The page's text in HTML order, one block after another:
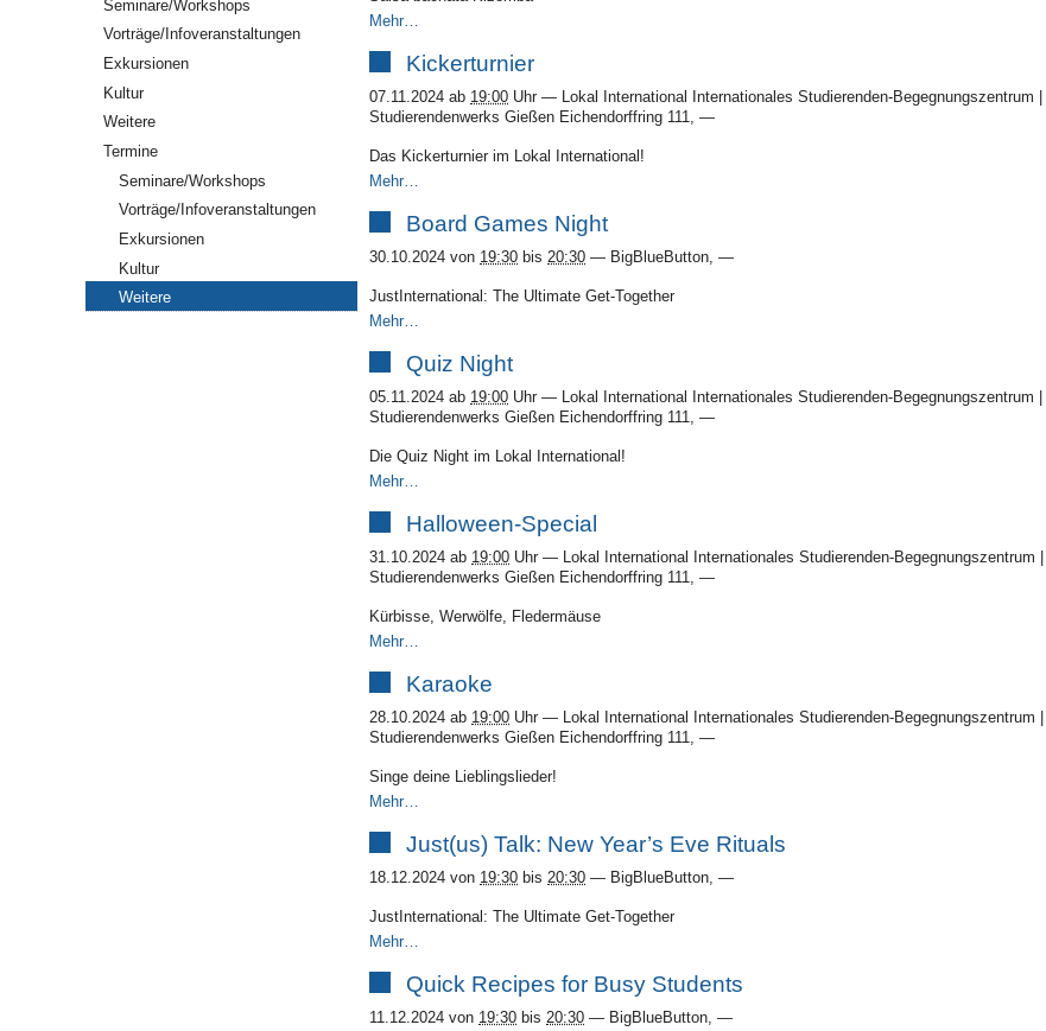
Mehr…
Kickerturnier
07.11.2024 ab 19:00 Uhr — Lokal International Internationales Studierenden-
Studierendenwerks Gießen Eichendorffring 111
—
Das Kickerturnier im Lokal International!
Mehr…
Board Games Night
30.10.2024 von 19:30 bis 20:30 — BigBlueButton —
JustInternational: The Ultimate Get-Together
Mehr…
Quiz Night
05.11.2024 ab 19:00 Uhr — Lokal International Internationales Studierenden-
Studierendenwerks Gießen Eichendorffring 111
—
Die Quiz Night im Lokal International!
Mehr…
Halloween-Special
31.10.2024 ab 19:00 Uhr — Lokal International Internationales Studierenden-
Studierendenwerks Gießen Eichendorffring 111
—
Kürbisse, Werwölfe, Fledermäuse
Mehr…
Karaoke
28.10.2024 ab 19:00 Uhr — Lokal International Internationales Studierenden-
Studierendenwerks Gießen Eichendorffring 111
—
Singe deine Lieblingslieder!
Mehr…
Just(us) Talk: New Year’s Eve Rituals
18.12.2024 von 19:30 bis 20:30 — BigBlueButton —
JustInternational: The Ultimate Get-Together
Mehr…
Quick Recipes for Busy Students
11.12.2024 von 19:30 bis 20:30 — BigBlueButton —
Seminare/Workshops
Vorträge/Infoveranstaltungen
Exkursionen
Kultur
Weitere
Termine
Seminare/Workshops
Vorträge/Infoveranstaltungen
Exkursionen
Kultur
Weitere